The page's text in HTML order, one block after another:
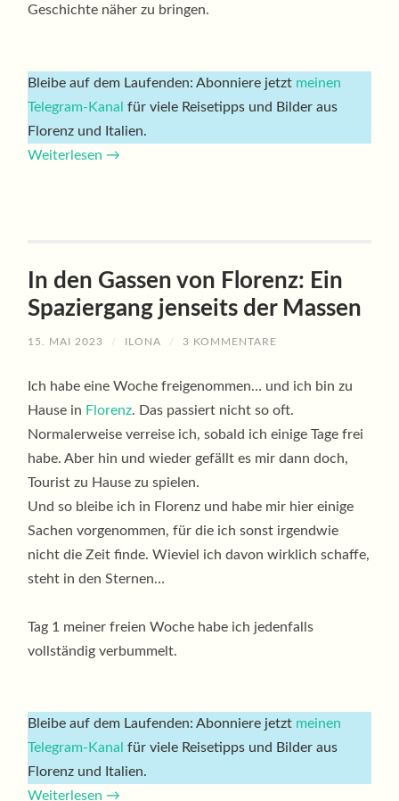
Geschichte näher zu bringen.
Bleibe auf dem Laufenden: Abonniere jetzt meinen
Telegram-Kanal für viele Reisetipps und Bilder aus
Florenz und Italien.
Weiterlesen →
In den Gassen von Florenz: Ein
Spaziergang jenseits der Massen
15. MAI 2023 / ILONA / 3 KOMMENTARE
Ich habe eine Woche freigenommen… und ich bin zu
Hause in Florenz. Das passiert nicht so oft.
Normalerweise verreise ich, sobald ich einige Tage frei
habe. Aber hin und wieder gefällt es mir dann doch,
Tourist zu Hause zu spielen.
Und so bleibe ich in Florenz und habe mir hier einige
Sachen vorgenommen, für die ich sonst irgendwie
nicht die Zeit finde. Wieviel ich davon wirklich schaffe,
steht in den Sternen…
Tag 1 meiner freien Woche habe ich jedenfalls
vollständig verbummelt.
Bleibe auf dem Laufenden: Abonniere jetzt meinen
Telegram-Kanal für viele Reisetipps und Bilder aus
Florenz und Italien.
Weiterlesen →